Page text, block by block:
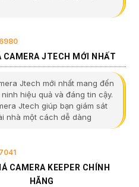
CAMERA JTECH MỚI NHẤT
Jtech mới nhất mang đến
hiệu quả và đáng tin cậy.
Jtech giúp bạn giám sát
nhà một cách dễ dàng
CAMERA KEEPER CHÍNH
HÃNG